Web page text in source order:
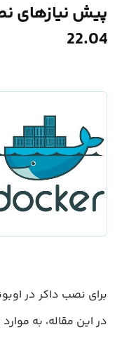
پیش نیازهای
22.04
برای نصب داکر در
در این مقاله، به موارد